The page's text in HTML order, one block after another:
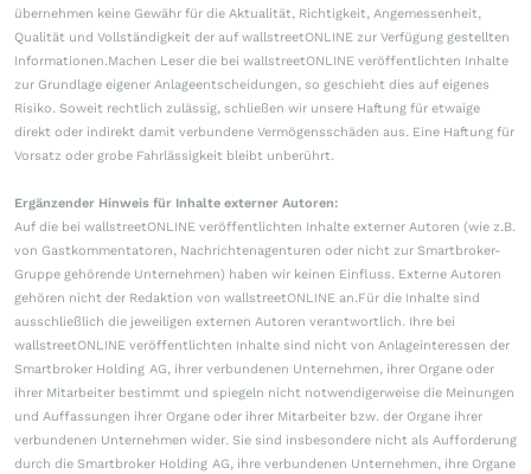
übernehmen keine Gewähr für die Aktualität, Richtigkeit, Angemessenheit,
Qualität und Vollständigkeit der auf wallstreetONLINE zur Verfügung gestellten
Informationen.Machen Leser die bei wallstreetONLINE veröffentlichten Inhalte
zur Grundlage eigener Anlageentscheidungen, so geschieht dies auf eigenes
Risiko. Soweit rechtlich zulässig, schließen wir unsere Haftung für etwaige
direkt oder indirekt damit verbundene Vermögensschäden aus. Eine Haftung für
Vorsatz oder grobe Fahrlässigkeit bleibt unberührt.
Ergänzender Hinweis für Inhalte externer Autoren:
Auf die bei wallstreetONLINE veröffentlichten Inhalte externer Autoren (wie z.B.
von Gastkommentatoren, Nachrichtenagenturen oder nicht zur Smartbroker-
Gruppe gehörende Unternehmen) haben wir keinen Einfluss. Externe Autoren
gehören nicht der Redaktion von wallstreetONLINE an.Für die Inhalte sind
ausschließlich die jeweiligen externen Autoren verantwortlich. Ihre bei
wallstreetONLINE veröffentlichten Inhalte sind nicht von Anlageinteressen der
Smartbroker Holding AG, ihrer verbundenen Unternehmen, ihrer Organe oder
ihrer Mitarbeiter bestimmt und spiegeln nicht notwendigerweise die Meinungen
und Auffassungen ihrer Organe oder ihrer Mitarbeiter bzw. der Organe ihrer
verbundenen Unternehmen wider. Sie sind insbesondere nicht als Aufforderung
durch die Smartbroker Holding AG, ihre verbundenen Unternehmen, ihre Organe